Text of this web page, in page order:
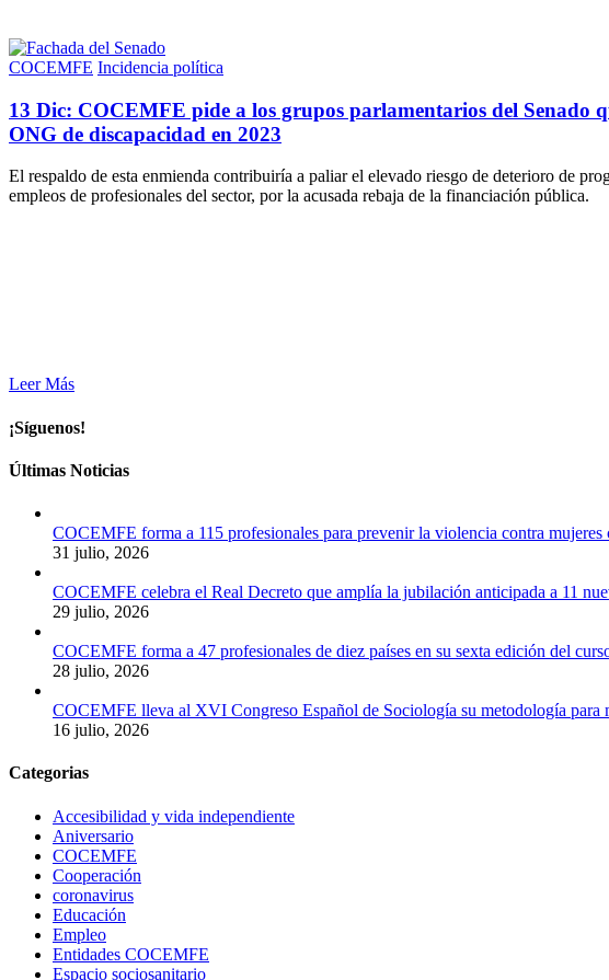
COCEMFE Incidencia política
13 Dic: COCEMFE pide a los grupos parlamentarios del Senado
ONG de discapacidad en 2023
El respaldo de esta enmienda contribuiría a paliar el elevado riesgo de deterioro de
empleos de profesionales del sector, por la acusada rebaja de la financiación pública.
Leer Más
¡Síguenos!
Últimas Noticias
COCEMFE forma a 115 profesionales para prevenir la violencia contra mujeres
31 julio, 2026
COCEMFE celebra el Real Decreto que amplía la jubilación anticipada a 11
29 julio, 2026
COCEMFE forma a 47 profesionales de diez países en su sexta edición del
28 julio, 2026
COCEMFE lleva al XVI Congreso Español de Sociología su metodología para
16 julio, 2026
Categorias
Accesibilidad y vida independiente
Aniversario
COCEMFE
Cooperación
coronavirus
Educación
Empleo
Entidades COCEMFE
Espacio sociosanitario